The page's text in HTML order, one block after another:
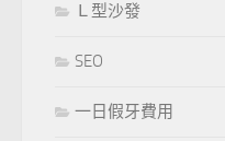
Ｌ型沙發
SEO
一日假牙費用